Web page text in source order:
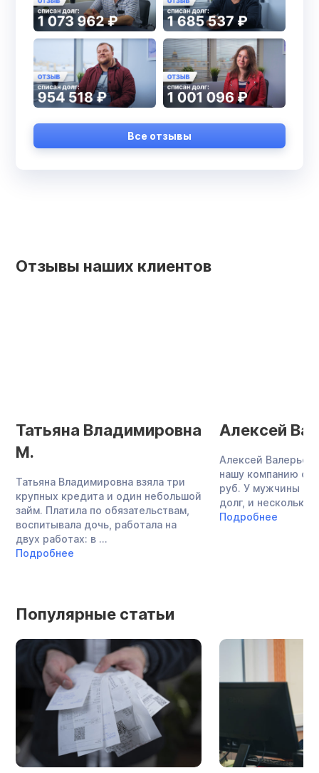
Все отзывы
Отзывы наших клиентов
Татьяна Владимировна
М.
Татьяна Владимировна взяла три
крупных кредита и один небольшой
займ. Платила по обязательствам,
воспитывала дочь, работала на
двух работах: в ...
Подробнее
Алексей
Алексей
нашу компанию с
руб. У мужчины
долг, и несколько
Подробнее
Популярные статьи